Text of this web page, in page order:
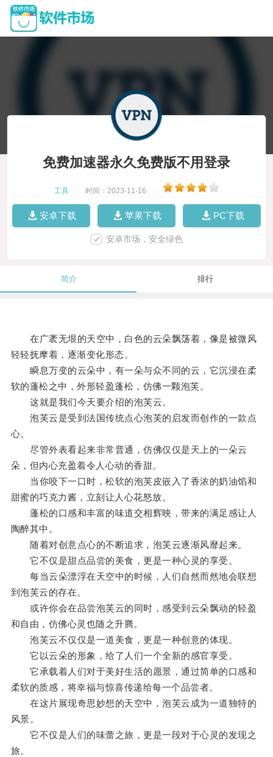
免费加速器永久免费版不用登录
工具 时间：2023-11-16
安卓下载 苹果下载 PC下载
安卓市场，安全绿色
简介 排行
在广袤无垠的天空中，白色的云朵飘荡着，像是被微风
轻轻抚摩着，逐渐变化形态。
瞬息万变的云朵中，有一朵与众不同的云，它沉浸在柔
软的蓬松之中，外形轻盈蓬松，仿佛一颗泡芙。
这就是我们今天要介绍的泡芙云。
泡芙云是受到法国传统点心泡芙的启发而创作的一款点
心。
尽管外表看起来非常普通，仿佛仅仅是天上的一朵云
朵，但内心充盈着令人心动的香甜。
当你咬下一口时，松软的泡芙皮嵌入了香浓的奶油馅和
甜蜜的巧克力酱，立刻让人心花怒放。
蓬松的口感和丰富的味道交相辉映，带来的满足感让人
陶醉其中。
随着对创意点心的不断追求，泡芙云逐渐风靡起来。
它不仅是甜点品尝的美食，更是一种心灵的享受。
每当云朵漂浮在天空中的时候，人们自然而然地会联想
到泡芙云的存在。
或许你会在品尝泡芙云的同时，感受到云朵飘动的轻盈
和自由，仿佛心灵也随之升腾。
泡芙云不仅仅是一道美食，更是一种创意的体现。
它以云朵的形象，给了人们一个全新的感官享受。
它承载着人们对于美好生活的愿景，通过简单的口感和
柔软的质感，将幸福与惊喜传递给每一个品尝者。
在这片展现奇思妙想的天空中，泡芙云成为一道独特的
风景。
它不仅是人们的味蕾之旅，更是一段对于心灵的发现之
旅。